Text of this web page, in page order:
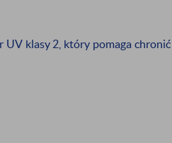
klasy 2, który pomaga chronić